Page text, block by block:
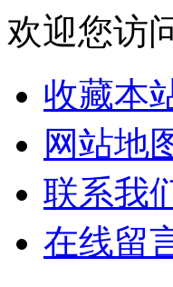
欢迎您访
收藏本
网站地
联系我
在线留